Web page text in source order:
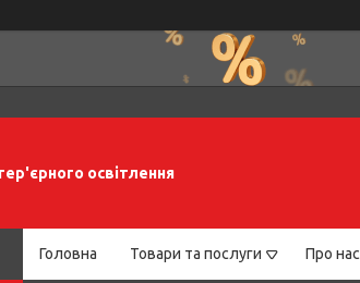
освітлення
Головна Товари та послуги Про нас